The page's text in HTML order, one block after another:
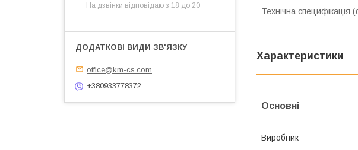
Технічна
Характеристики
Основні
Виробник
На дзвінки відповідаю з 18 до 20
office@km-cs.com
+380933778372